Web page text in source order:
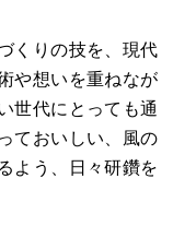
くりの技を、現代
や想いを重ねなが
世代にとっても通
ておいしい、風の
よう、日々研鑽を